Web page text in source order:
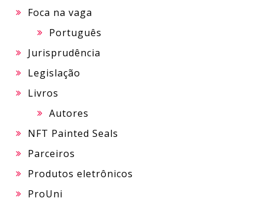
Foca na vaga
Português
Jurisprudência
Legislação
Livros
Autores
NFT Painted Seals
Parceiros
Produtos eletrônicos
ProUni